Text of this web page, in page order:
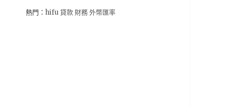
熱門： hifu貸款 財務外幣匯率